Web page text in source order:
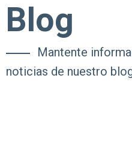
Blog
Mantente
noticias de nuestro